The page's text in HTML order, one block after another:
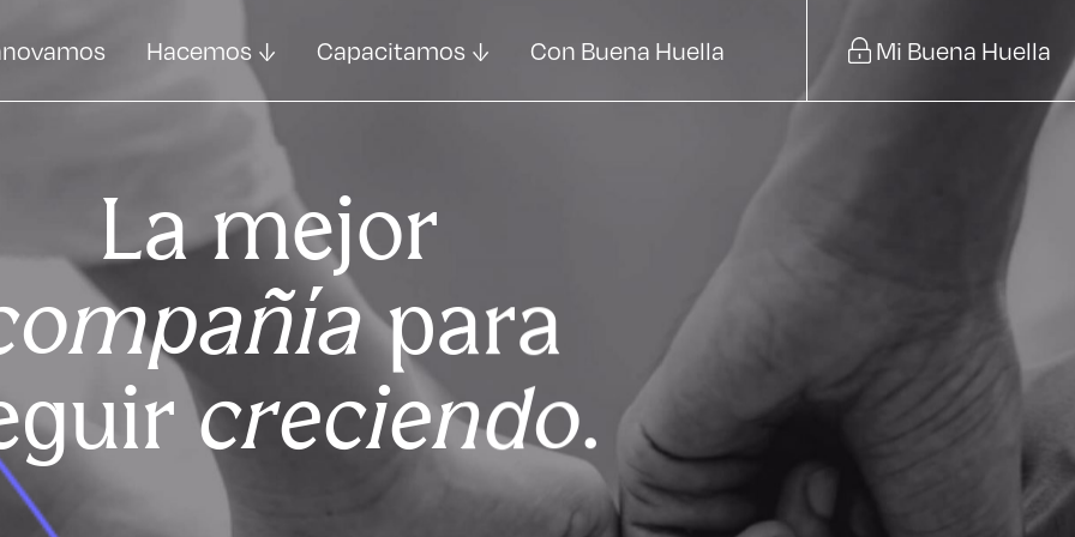
Hacemos Capacitamos Con Buena Huella Mi Buena Huella
La mejor
para
creciendo.